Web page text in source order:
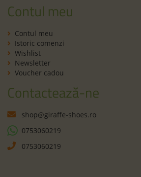
Contul meu
Contul meu
Istoric comenzi
Wishlist
Newsletter
Voucher cadou
Contactează-ne
shop@giraffe-shoes.ro
0753060219
0753060219